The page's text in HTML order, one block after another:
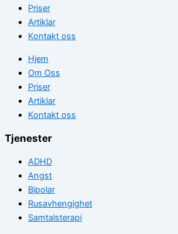
Priser
Artiklar
Kontakt oss
Hjem
Om Oss
Priser
Artiklar
Kontakt oss
Tjenester
ADHD
Angst
Bipolar
Rusavhengighet
Samtalsterapi